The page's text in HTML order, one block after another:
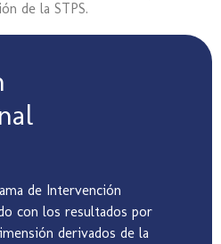
de la STPS.
de Intervención
con los resultados por
derivados de la